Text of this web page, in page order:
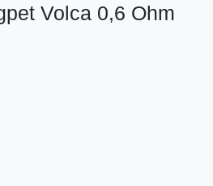
Volca 0,6 Ohm